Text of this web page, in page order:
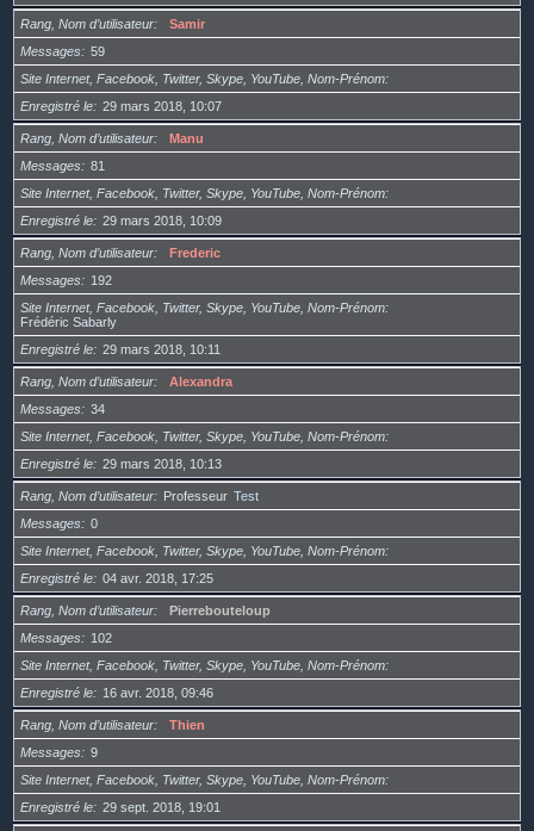
Rang, Nom d’utilisateur
Samir
Messages
59
Site Internet, Facebook, Twitter, Skype, YouTube, Nom-Prénom
Enregistré le
29 mars 2018, 10:07
Rang, Nom d’utilisateur
Manu
Messages
81
Site Internet, Facebook, Twitter, Skype, YouTube, Nom-Prénom
Enregistré le
29 mars 2018, 10:09
Rang, Nom d’utilisateur
Frederic
Messages
192
Site Internet, Facebook, Twitter, Skype, YouTube, Nom-Prénom
Frédéric Sabarly
Enregistré le
29 mars 2018, 10:11
Rang, Nom d’utilisateur
Alexandra
Messages
34
Site Internet, Facebook, Twitter, Skype, YouTube, Nom-Prénom
Enregistré le
29 mars 2018, 10:13
Rang, Nom d’utilisateur Professeur Test
Messages
0
Site Internet, Facebook, Twitter, Skype, YouTube, Nom-Prénom
Enregistré le
04 avr. 2018, 17:25
Rang, Nom d’utilisateur
Pierrebouteloup
Messages
102
Site Internet, Facebook, Twitter, Skype, YouTube, Nom-Prénom
Enregistré le
16 avr. 2018, 09:46
Rang, Nom d’utilisateur
Thien
Messages
9
Site Internet, Facebook, Twitter, Skype, YouTube, Nom-Prénom
Enregistré le
29 sept. 2018, 19:01